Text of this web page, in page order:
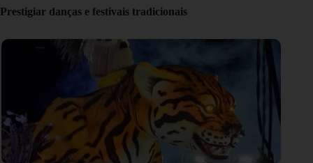
Prestigiar danças e festivais tradicionais